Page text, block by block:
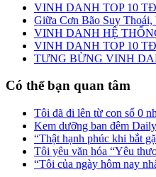
VINH DANH TOP 10
Giữa Cơn Bão Suy
VINH DANH HỆ
️VINH DANH TOP 10
TƯNG BỪNG VINH
Có thể bạn quan tâm
Tôi đã đi lên từ con số 0
Kem dưỡng ban đêm
“Thật hạnh phúc khi bắt
Tôi yêu văn hóa “Yêu
“Tôi của ngày hôm nay